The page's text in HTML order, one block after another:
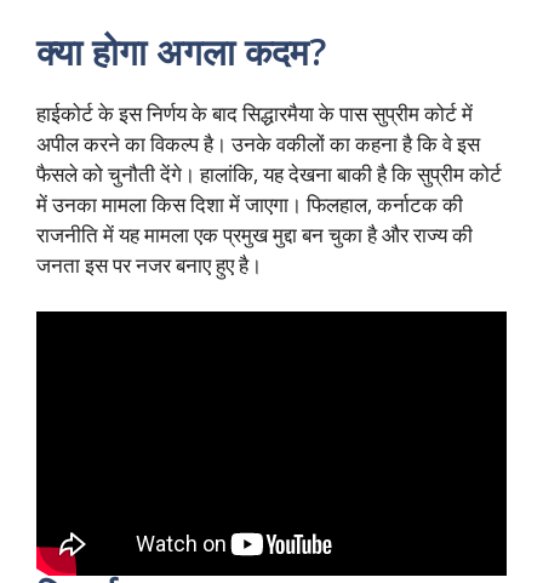
क्या होगा अगला कदम?
हाईकोर्ट के इस निर्णय के बाद सिद्धारमैया के पास सुप्रीम कोर्ट में
अपील करने का विकल्प है। उनके वकीलों का कहना है कि वे इस
फैसले को चुनौती देंगे। हालांकि, यह देखना बाकी है कि सुप्रीम कोर्ट
में उनका मामला किस दिशा में जाएगा। फिलहाल, कर्नाटक की
राजनीति में यह मामला एक प्रमुख मुद्दा बन चुका है और राज्य की
जनता इस पर नजर बनाए हुए है।